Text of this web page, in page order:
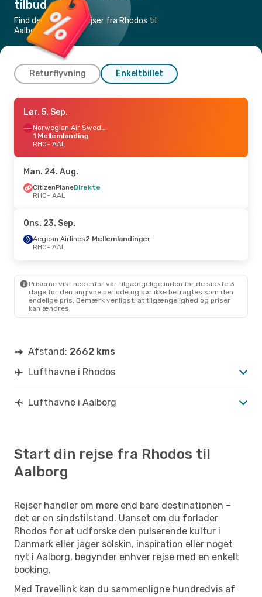
tilbud
Find de billigste flyrejser fra Rhodos til
Aalborg
Returflyvning Enkeltbillet
Lør. 10. Okt.
Norwegian Air Sweden
1 Mellemlanding
RHO- AAL
2 Mellemlandinger
AAL- RHO
Lør. 5. Sep.
Norwegian Air Sweden
1 Mellemlanding
RHO- AAL
Man. 24. Aug.
CitizenPlaneDirekte
RHO- AAL
Ons. 23. Sep.
Aegean Airlines2 Mellemlandinger
RHO- AAL
Priserne vist nedenfor var tilgængelige inden for de sidste 3
dage for den angivne periode og bør ikke betragtes som den
endelige pris. Bemærk venligst, at tilgængelighed og priser
kan ændres.
Afstand: 2662 kms
Lufthavne i Rhodos
Lufthavne i Aalborg
Start din rejse fra Rhodos til
Aalborg
Rejser handler om mere end bare destinationen –
det er en sindstilstand. Uanset om du forlader
Rhodos for at udforske den pulserende kultur i
Danmark eller jager solskin, inspiration eller noget
nyt i Aalborg, begynder enhver rejse med en enkelt
booking.
Med Travellink kan du sammenligne hundredvis af